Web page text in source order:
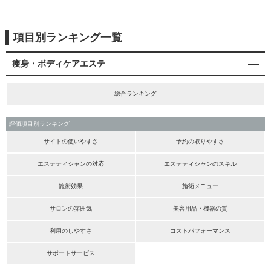
項目別ランキング一覧
痩身・ボディケアエステ
総合ランキング
評価項目別ランキング
サイトの使いやすさ 予約の取りやすさ
エステティシャンの対応 エステティシャンのスキル
施術効果 施術メニュー
サロンの雰囲気 美容用品・機器の質
利用のしやすさ コストパフォーマンス
サポートサービス